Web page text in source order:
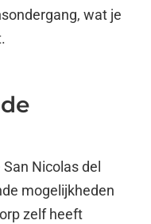
wat je
Nicolas del
mogelijkheden
zelf heeft